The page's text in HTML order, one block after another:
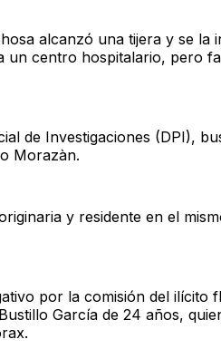
alcanzó una tijera y se la
un centro hospitalario, pero
de Investigaciones (DPI),
Morazàn.
y residente en el
por la comisión del ilícito
García de 24 años,